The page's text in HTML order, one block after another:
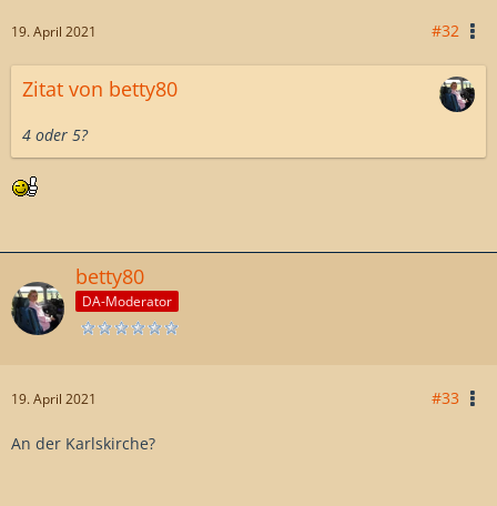
19. April 2021 #32
Zitat von betty80
4 oder 5?
betty80
DA-Moderator
19. April 2021 #33
An der Karlskirche?